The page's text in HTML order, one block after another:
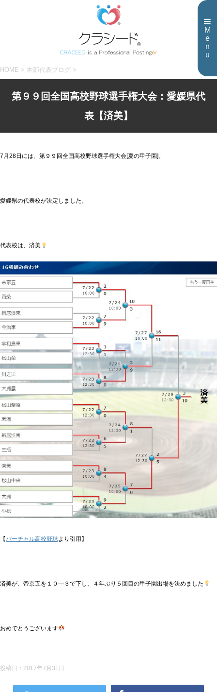
M
e
n
u
HOME > 本部代表ブログ >
第９９回全国高校野球選手権大会：愛媛県代
表【済美】
7月28日には、第９９回全国高校野球選手権大会[夏の甲子園]。
愛媛県の代表校が決定しました。
代表校は、済美
【バーチャル高校野球より引用】
済美が、帝京五を１０―３で下し、４年ぶり５回目の甲子園出場を決めました
おめでとうございます
投稿日： 2017年7月31日